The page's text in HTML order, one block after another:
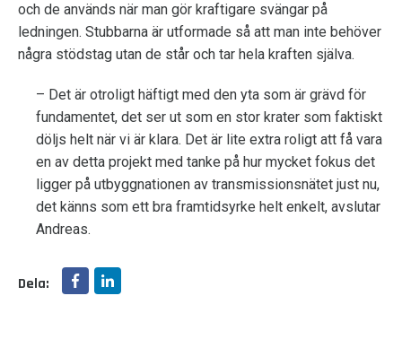
och de används när man gör kraftigare svängar på
ledningen. Stubbarna är utformade så att man inte behöver
några stödstag utan de står och tar hela kraften själva.
– Det är otroligt häftigt med den yta som är grävd för
fundamentet, det ser ut som en stor krater som faktiskt
döljs helt när vi är klara. Det är lite extra roligt att få vara
en av detta projekt med tanke på hur mycket fokus det
ligger på utbyggnationen av transmissionsnätet just nu,
det känns som ett bra framtidsyrke helt enkelt, avslutar
Andreas.
Dela: